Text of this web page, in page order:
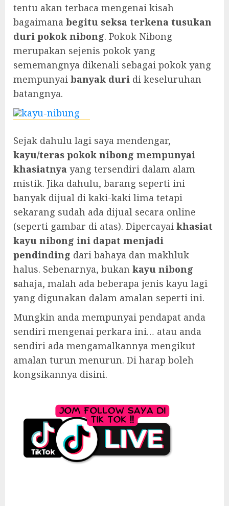
tentu akan terbaca mengenai kisah
bagaimana begitu seksa terkena tusukan
duri pokok nibong. Pokok Nibong
merupakan sejenis pokok yang
sememangnya dikenali sebagai pokok yang
mempunyai banyak duri di keseluruhan
batangnya.
Sejak dahulu lagi saya mendengar,
kayu/teras pokok nibong mempunyai
khasiatnya yang tersendiri dalam alam
mistik. Jika dahulu, barang seperti ini
banyak dijual di kaki-kaki lima tetapi
sekarang sudah ada dijual secara online
(seperti gambar di atas). Dipercayai khasiat
kayu nibong ini dapat menjadi
pendinding dari bahaya dan makhluk
halus. Sebenarnya, bukan kayu nibong
sahaja, malah ada beberapa jenis kayu lagi
yang digunakan dalam amalan seperti ini.
Mungkin anda mempunyai pendapat anda
sendiri mengenai perkara ini… atau anda
sendiri ada mengamalkannya mengikut
amalan turun menurun. Di harap boleh
kongsikannya disini.